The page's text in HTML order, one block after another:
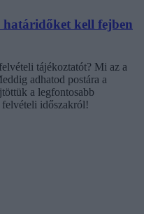
határidőket kell fejben
tájékoztatót? Mi az a
adhatod postára a
a legfontosabb
felvételi időszakról!